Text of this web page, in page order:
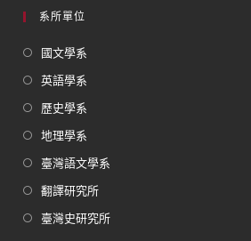
系所單位
國文學系
英語學系
歷史學系
地理學系
臺灣語文學系
翻譯研究所
臺灣史研究所